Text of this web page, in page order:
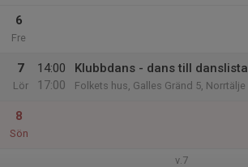
6
Fre
7
Lör
14:00
17:00
Klubbdans - dans till danslista
Folkets hus, Galles Gränd 5, Norrtälje
8
Sön
v.7